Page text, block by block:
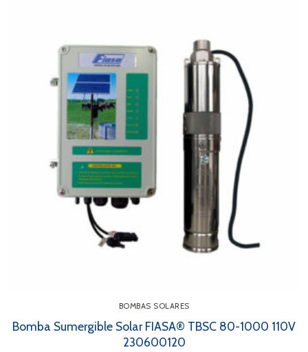
BOMBAS SOLARES
Bomba Sumergible Solar FIASA® TBSC 80-1000 110V
230600120